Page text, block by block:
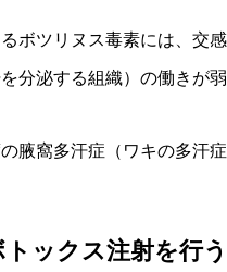
ボツリヌス毒素には、交
分泌する組織）の働きが
腋窩多汗症（ワキの多汗
ックス注射を行